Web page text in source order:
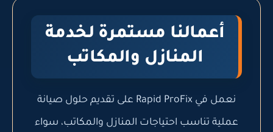
أعمالنا مستمرة لخدمة
المنازل والمكاتب
نعمل في Rapid ProFix على تقديم حلول صيانة
عملية تناسب احتياجات المنازل والمكاتب، سواء